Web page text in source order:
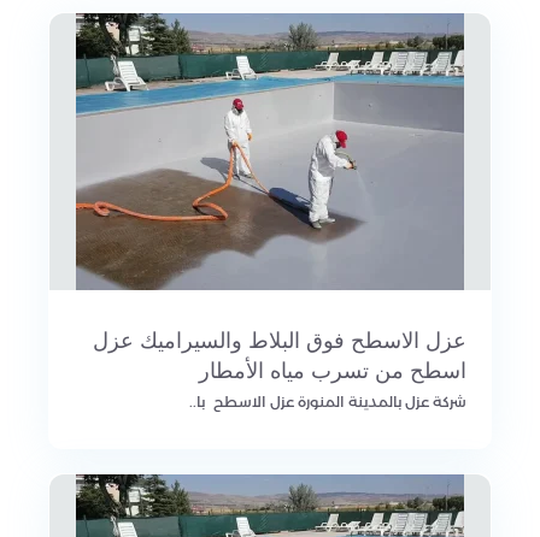
عزل الاسطح فوق البلاط والسيراميك عزل
اسطح من تسرب مياه الأمطار
شركة عزل بالمدينة المنورة عزل الاسطح با..